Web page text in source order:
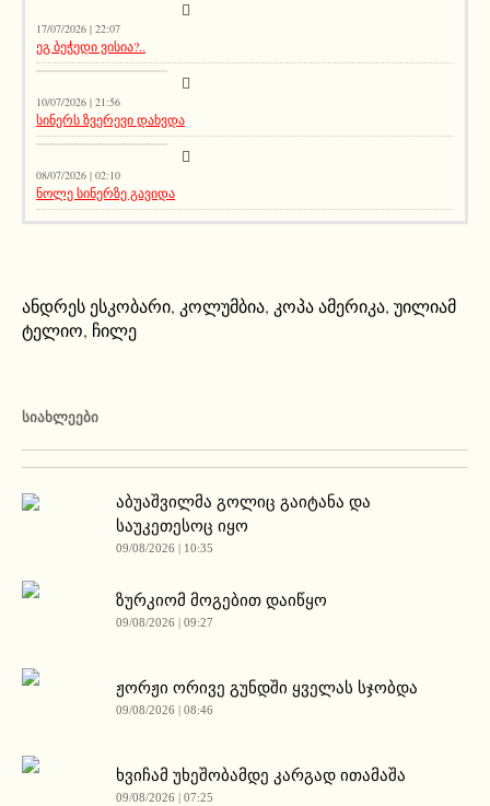
17/07/2026 | 22:07
ეგ ბეჭედი ვისია?..
სიახლეები
10/07/2026 | 21:56
სინერს ზვერევი დახვდა
სიახლეები
08/07/2026 | 02:10
ნოლე სინერზე გავიდა
ანდრეს ესკობარი, კოლუმბია, კოპა ამერიკა, უილიამ
ტელიო, ჩილე
ᲡᲘᲐᲮᲚᲔᲔᲑᲘ
აბუაშვილმა გოლიც გაიტანა და
საუკეთესოც იყო
09/08/2026 | 10:35
ზურკიომ მოგებით დაიწყო
09/08/2026 | 09:27
ჟორჟი ორივე გუნდში ყველას სჯობდა
09/08/2026 | 08:46
ხვიჩამ უხეშობამდე კარგად ითამაშა
09/08/2026 | 07:25